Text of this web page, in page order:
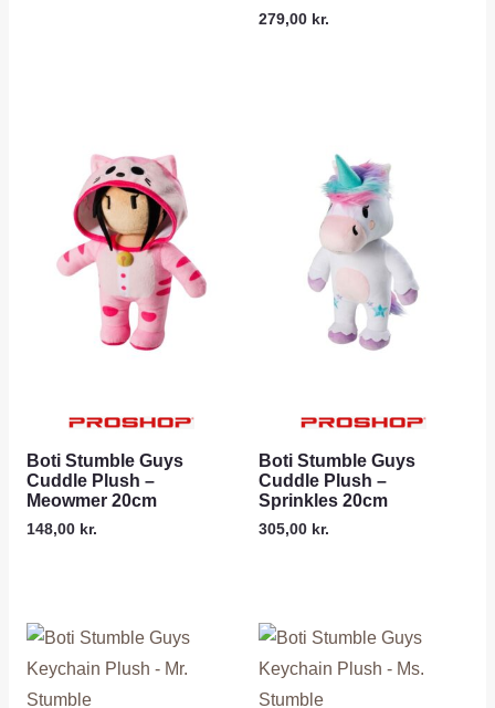
279,00 kr.
Boti Stumble Guys
Cuddle Plush –
Meowmer 20cm
148,00 kr.
Boti Stumble Guys
Cuddle Plush –
Sprinkles 20cm
305,00 kr.